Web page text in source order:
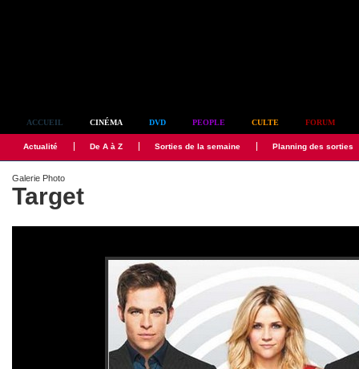
ACCUEIL CINÉMA DVD PEOPLE CULTE FORUM
Actualité De A à Z Sorties de la semaine Planning des sorties
Galerie Photo
Target